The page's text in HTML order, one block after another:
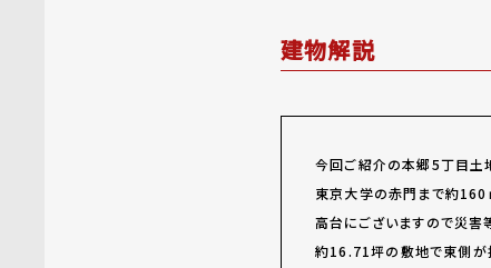
建物解説
今回ご紹介の本郷5丁目土
東京大学の赤門まで約160
高台にございますので災害
約16.71坪の敷地で東側が